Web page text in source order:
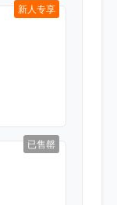
新人专享
已售罄